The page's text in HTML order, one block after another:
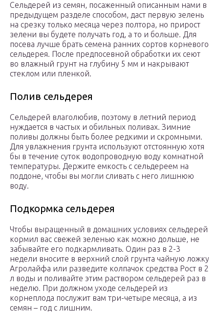
Сельдерей из семян, посаженный описанным нами в
предыдущем разделе способом, даст первую зелень
на срезку только месяца через полтора, но прирост
зелени вы будете получать год, а то и больше. Для
посева лучше брать семена ранних сортов корневого
сельдерея. После предпосевной обработки их сеют
во влажный грунт на глубину 5 мм и накрывают
стеклом или пленкой.
Полив сельдерея
Сельдерей влаголюбив, поэтому в летний период
нуждается в частых и обильных поливах. Зимние
поливы должны быть более редкими и скромными.
Для увлажнения грунта используют отстоянную хотя
бы в течение суток водопроводную воду комнатной
температуры. Держите емкость с сельдереем на
поддоне, чтобы вы могли сливать с него лишнюю
воду.
Подкормка сельдерея
Чтобы выращенный в домашних условиях сельдерей
кормил вас свежей зеленью как можно дольше, не
забывайте его подкармливать. Один раз в 2-3
недели вносите в верхний слой грунта чайную ложку
Агролайфа или разведите колпачок средства Рост в 2
л воды и поливайте этим раствором сельдерей раз в
неделю. При должном уходе сельдерей из
корнеплода послужит вам три-четыре месяца, а из
семян – год с лишним.